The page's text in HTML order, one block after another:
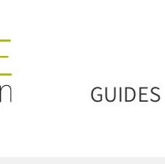
GUIDES